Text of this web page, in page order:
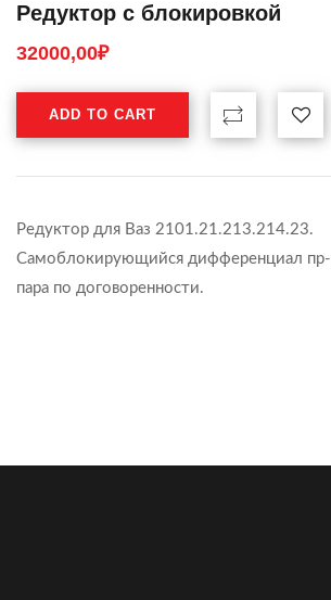
Редуктор с блокировкой
32000,00₽
ADD TO CART
Редуктор для Ваз 2101.21.213.214.23.
Самоблокирующийся дифференциал пр-
пара по договоренности.